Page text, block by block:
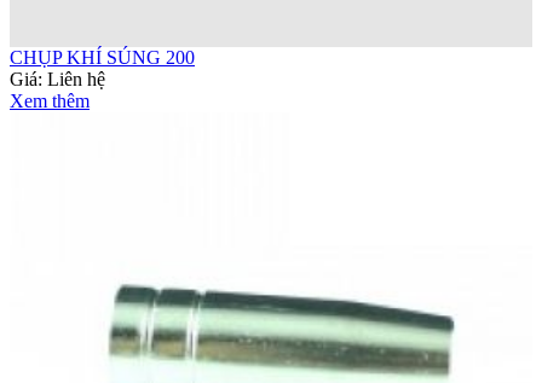
CHỤP KHÍ SÚNG 200
Giá: Liên hệ
Xem thêm